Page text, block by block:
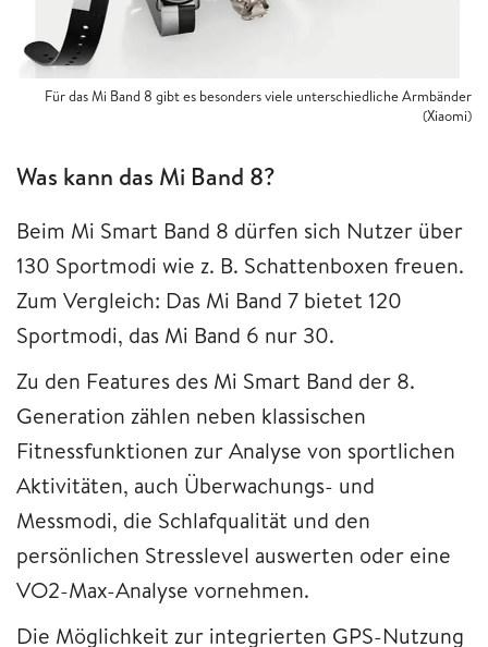
Für das Mi Band 8 gibt es besonders viele unterschiedliche Armbänder
(Xiaomi)
Was kann das Mi Band 8?
Beim Mi Smart Band 8 dürfen sich Nutzer über
130 Sportmodi wie z. B. Schattenboxen freuen.
Zum Vergleich: Das Mi Band 7 bietet 120
Sportmodi, das Mi Band 6 nur 30.
Zu den Features des Mi Smart Band der 8.
Generation zählen neben klassischen
Fitnessfunktionen zur Analyse von sportlichen
Aktivitäten, auch Überwachungs- und
Messmodi, die Schlafqualität und den
persönlichen Stresslevel auswerten oder eine
VO2-Max-Analyse vornehmen.
Die Möglichkeit zur integrierten GPS-Nutzung